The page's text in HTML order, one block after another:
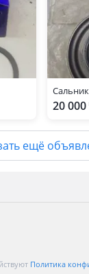
20
ещё
Политика